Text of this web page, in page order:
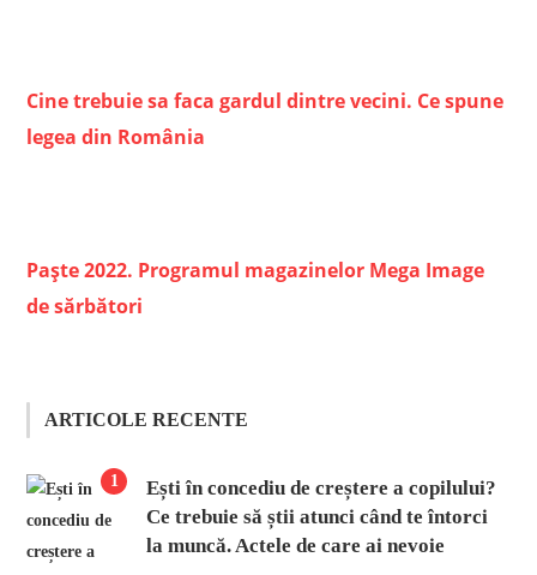
Cine trebuie sa faca gardul dintre vecini. Ce spune
legea din România
Paște 2022. Programul magazinelor Mega Image
de sărbători
ARTICOLE RECENTE
1
Ești în concediu de creștere a copilului?
Ce trebuie să știi atunci când te întorci
la muncă. Actele de care ai nevoie